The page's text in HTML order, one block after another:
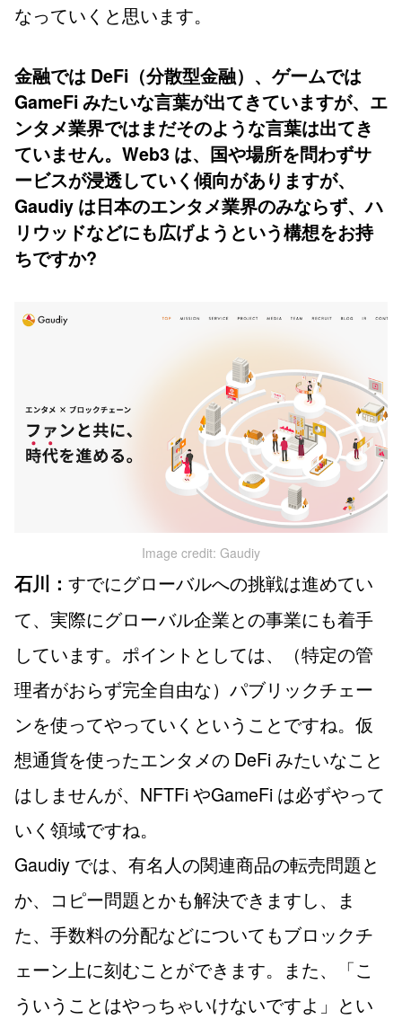
なっていくと思います。
金融では DeFi（分散型金融）、ゲームでは
GameFi みたいな言葉が出てきていますが、エ
ンタメ業界ではまだそのような言葉は出てき
ていません。Web3 は、国や場所を問わずサ
ービスが浸透していく傾向がありますが、
Gaudiy は日本のエンタメ業界のみならず、ハ
リウッドなどにも広げようという構想をお持
ちですか?
Image credit: Gaudiy
石川： すでにグローバルへの挑戦は進めてい
て、実際にグローバル企業との事業にも着手
しています。ポイントとしては、（特定の管
理者がおらず完全自由な）パブリックチェー
ンを使ってやっていくということですね。仮
想通貨を使ったエンタメの DeFi みたいなこと
はしませんが、NFTFi やGameFi は必ずやって
いく領域ですね。
Gaudiy では、有名人の関連商品の転売問題と
か、コピー問題とかも解決できますし、ま
た、手数料の分配などについてもブロックチ
ェーン上に刻むことができます。また、「こ
ういうことはやっちゃいけないですよ」とい